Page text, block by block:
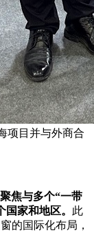
项目并与外商合
焦与多个“一带
家和地区。 此
的国际化布局，